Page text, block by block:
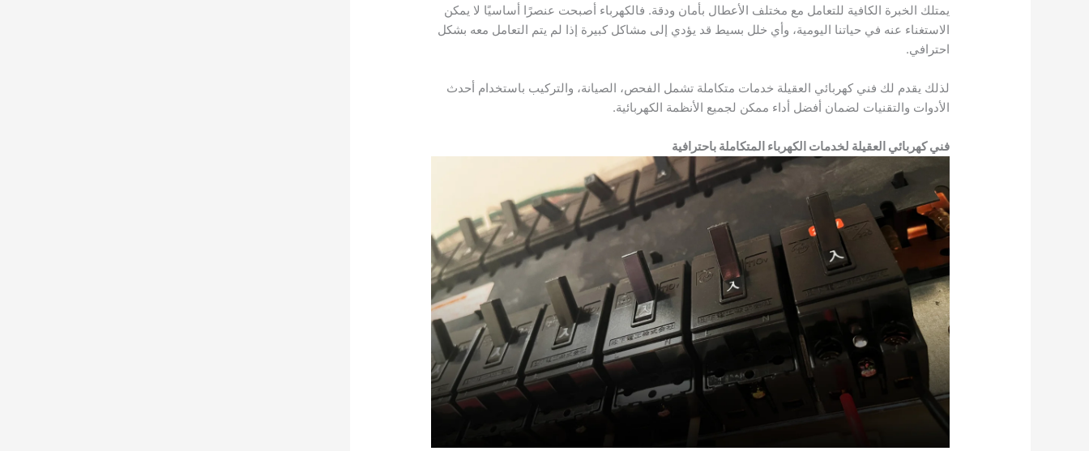
يمتلك الخبرة الكافية للتعامل مع مختلف الأعطال بأمان ودقة. فالكهرباء أصبحت عنصرًا أساسيًا لا يمكن
الاستغناء عنه في حياتنا اليومية، وأي خلل بسيط قد يؤدي إلى مشاكل كبيرة إذا لم يتم التعامل معه بشكل
احترافي.
لذلك يقدم لك فني كهربائي العقيلة خدمات متكاملة تشمل الفحص، الصيانة، والتركيب باستخدام أحدث
الأدوات والتقنيات لضمان أفضل أداء ممكن لجميع الأنظمة الكهربائية.
فني كهربائي العقيلة لخدمات الكهرباء المتكاملة باحترافية